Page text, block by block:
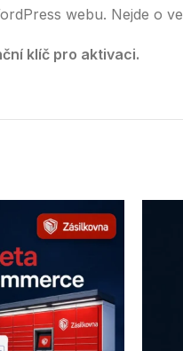
webu. Nejde o
klíč pro aktivaci.